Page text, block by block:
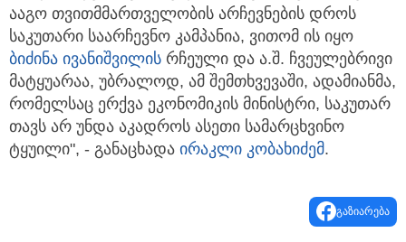
ააგო თვითმმართველობის არჩევნების დროს
საკუთარი საარჩევნო კამპანია, ვითომ ის იყო
ბიძინა ივანიშვილის რჩეული და ა.შ. ჩვეულებრივი
მატყუარაა, უბრალოდ, ამ შემთხვევაში, ადამიანმა,
რომელსაც ერქვა ეკონომიკის მინისტრი, საკუთარ
თავს არ უნდა აკადროს ასეთი სამარცხვინო
ტყუილი", - განაცხადა ირაკლი კობახიძემ.
გაზიარება